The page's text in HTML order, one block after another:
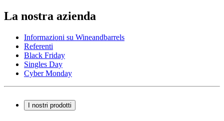
La nostra azienda
Informazioni su Wineandbarrels
Referenti
Black Friday
Singles Day
Cyber Monday
I nostri prodotti